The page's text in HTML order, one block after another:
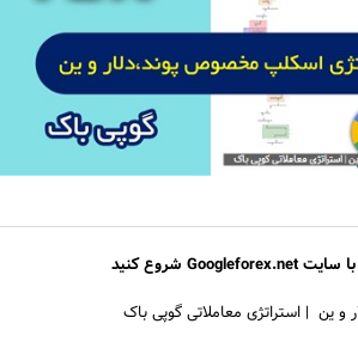
با سایتGoogleforex.net
شروع کنید
ین | استراتژی معاملاتی گوپی باک